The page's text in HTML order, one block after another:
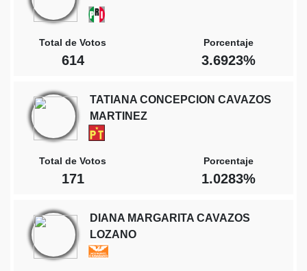
Total de Votos
614
Porcentaje
3.6923%
TATIANA CONCEPCION CAVAZOS
MARTINEZ
Total de Votos
171
Porcentaje
1.0283%
DIANA MARGARITA CAVAZOS
LOZANO